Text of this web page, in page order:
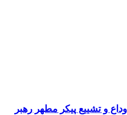
و تشییع پیکر مطهر رهبر